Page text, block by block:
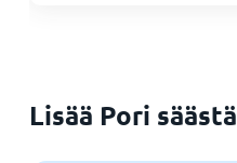
Lisää Pori säästä